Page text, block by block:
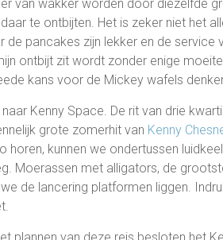
van wakker worden door diezelfde
te ontbijten. Het is zeker niet het
de pancakes zijn lekker en de service
ontbijt zit wordt zonder enige
kans voor de Mickey wafels
Kenny Space. De rit van drie
grote zomerhit van Kenny
horen, kunnen we ondertussen
Moerassen met alligators, de
de lancering platformen liggen.